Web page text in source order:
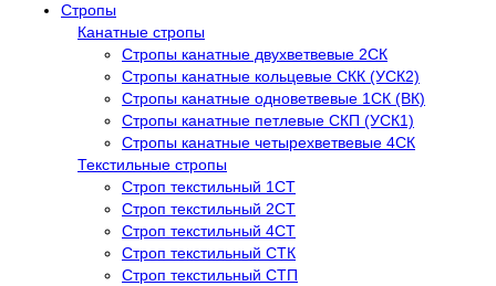
Стропы
Канатные стропы
Стропы канатные двухветвевые 2СК
Стропы канатные кольцевые СКК (УСК2)
Стропы канатные одноветвевые 1СК (ВК)
Стропы канатные петлевые СКП (УСК1)
Стропы канатные четырехветвевые 4СК
Текстильные стропы
Строп текстильный 1СТ
Строп текстильный 2СТ
Строп текстильный 4СТ
Строп текстильный СТК
Строп текстильный СТП